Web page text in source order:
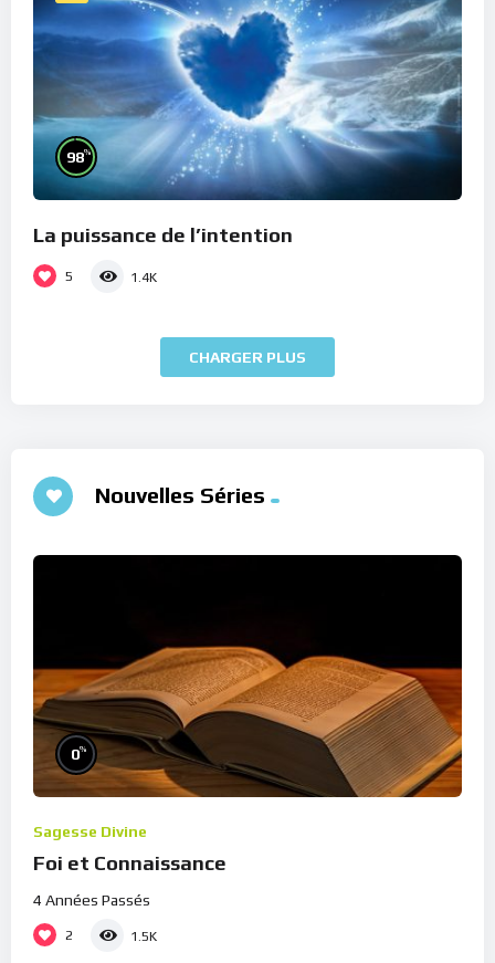
98%
La puissance de l’intention
5 1.4K
CHARGER PLUS
Nouvelles Séries
0%
Sagesse Divine
Foi et Connaissance
4 Années Passés
2 1.5K